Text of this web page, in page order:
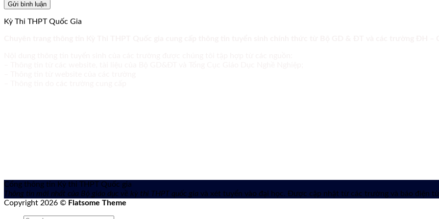
Kỳ Thi THPT Quốc Gia
Cổng thông tin Kỳ thi THPT Quốc gia
Thông tin mới nhất của Bộ giáo dục về kỳ thi THPT quốc gia và xét tuyển vào đại học. Được cập nhật từ các trường và báo điện
Copyright 2026 © Flatsome Theme